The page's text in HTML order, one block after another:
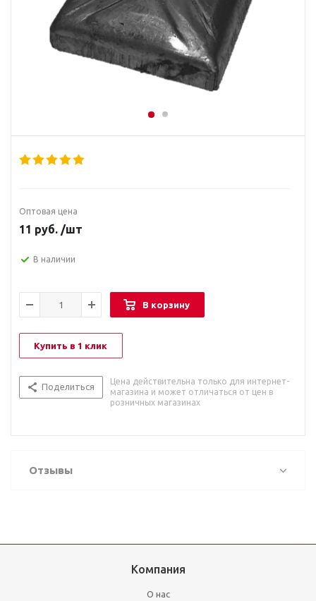
Оптовая цена
11 руб. /шт
В наличии
В корзину
Купить в 1 клик
Поделиться
Цена действительна только для интернет-
магазина и может отличаться от цен в
розничных магазинах
Отзывы
Компания
О нас